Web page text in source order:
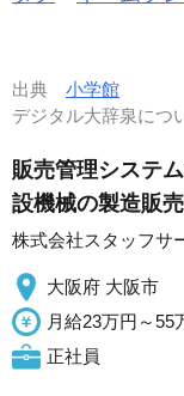
出典 小学館
デジタル大辞泉に
販売管理システ
設機械の製造販
株式会社スタッフサ
大阪府 大阪市
月給23万円～55
正社員